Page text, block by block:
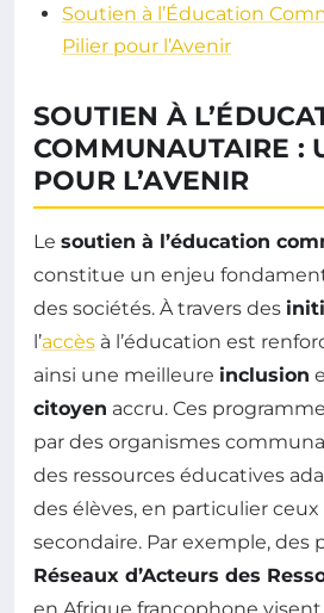
Soutien à l’Éducation
Pilier pour l’Avenir
SOUTIEN À
COMMUNAUTAIRE :
POUR L’AVENIR
Le soutien à l’éducation
constitue un enjeu
des sociétés. À travers des
l’accès à l’éducation est
ainsi une meilleure inclusion
citoyen accru. Ces
par des organismes
des ressources éducatives
des élèves, en particulier
secondaire. Par exemple, des
Réseaux d’Acteurs des